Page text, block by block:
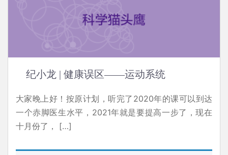
纪小龙 | 健康误区——运动系统
大家晚上好！按原计划，听完了2020年的课可以到达
一个赤脚医生水平，2021年就是要提高一步了，现在
十月份了， […]